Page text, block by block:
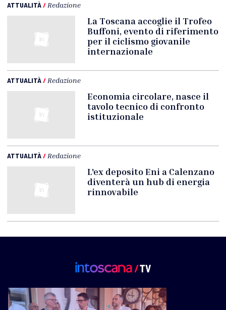
ATTUALITÀ/ Redazione
La Toscana accoglie il Trofeo
Buffoni, evento di riferimento
per il ciclismo giovanile
internazionale
ATTUALITÀ/ Redazione
Economia circolare, nasce il
tavolo tecnico di confronto
istituzionale
ATTUALITÀ/ Redazione
L'ex deposito Eni a Calenzano
diventerà un hub di energia
rinnovabile